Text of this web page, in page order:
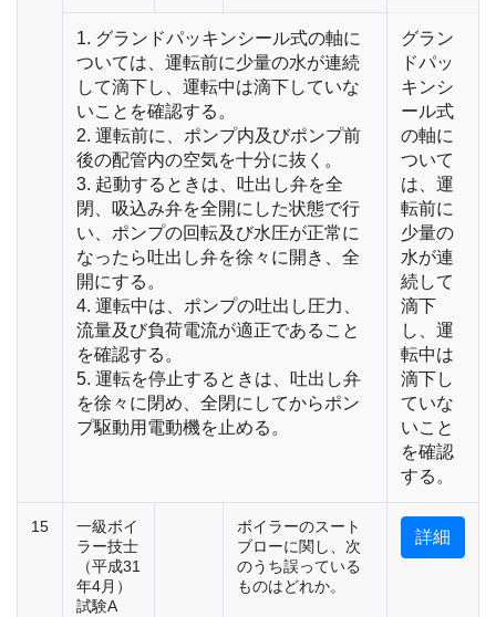
1. グランドパッキンシール式の軸に
ついては、運転前に少量の水が連続
して滴下し、運転中は滴下していな
いことを確認する。
2. 運転前に、ポンプ内及びポンプ前
後の配管内の空気を十分に抜く。
3. 起動するときは、吐出し弁を全
閉、吸込み弁を全開にした状態で行
い、ポンプの回転及び水圧が正常に
なったら吐出し弁を徐々に開き、全
開にする。
4. 運転中は、ポンプの吐出し圧力、
流量及び負荷電流が適正であること
を確認する。
5. 運転を停止するときは、吐出し弁
を徐々に閉め、全閉にしてからポン
プ駆動用電動機を止める。
グラン
ドパッ
キンシ
ール式
の軸に
ついて
は、運
転前に
少量の
水が連
続して
滴下
し、運
転中は
滴下し
ていな
いこと
を確認
する。
15
一級ボイ
ラー技士
（平成31
年4月）
試験A
ボイラーのスート
ブローに関し、次
のうち誤っている
ものはどれか。
詳細